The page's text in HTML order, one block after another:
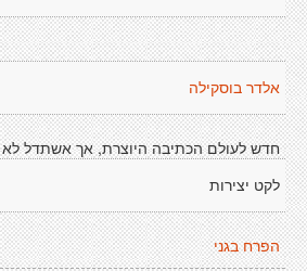
אלדר בוסקילה
חדש לעולם הכתיבה היוצרת, אך אשתדל
לקט יצירות
הפרח בגני